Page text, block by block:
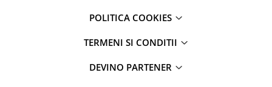
POLITICA COOKIES
TERMENI SI CONDITII
DEVINO PARTENER